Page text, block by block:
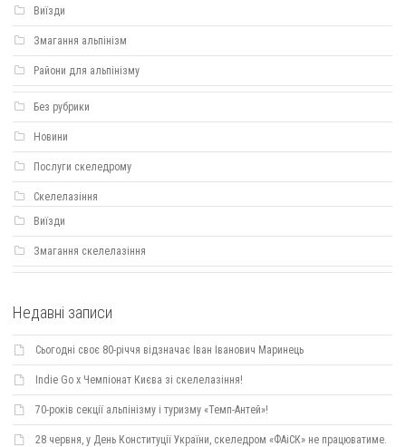
Виїзди
Змагання альпінізм
Райони для альпінізму
Без рубрики
Новини
Послуги скеледрому
Скелелазіння
Виїзди
Змагання скелелазіння
Недавні записи
Сьогодні своє 80-річчя відзначає Іван Іванович Маринець
Indie Go х Чемпіонат Києва зі скелелазіння!
70-років секції альпінізму і туризму «Темп-Антей»!
28 червня, у День Конституції України, скеледром «ФАіСК» не працюватиме.